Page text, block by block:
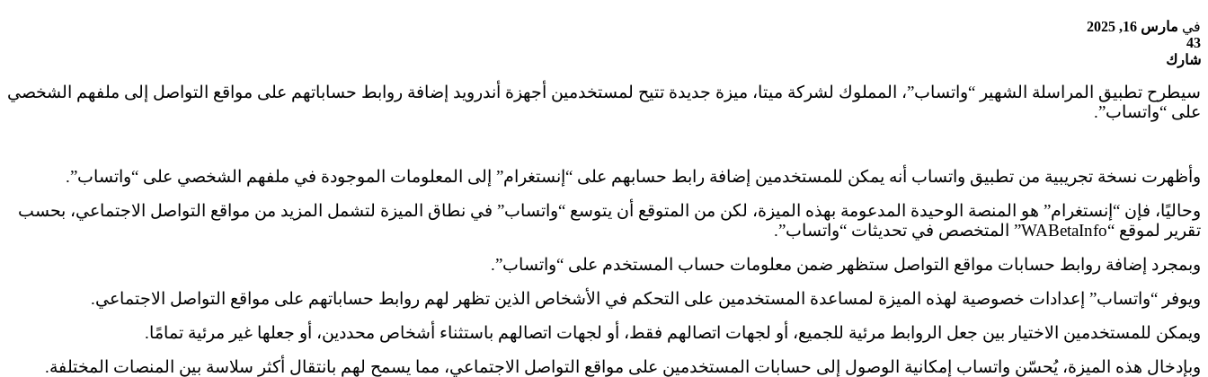
في مارس 16, 2025
43
شارك
سيطرح تطبيق المراسلة الشهير “واتساب”، المملوك لشركة ميتا، ميزة جديدة تتيح لمستخدمين أجهزة أندرويد إضافة روابط حساباتهم على مواقع التواصل إلى ملفهم الشخصي
على “واتساب”.
وأظهرت نسخة تجريبية من تطبيق واتساب أنه يمكن للمستخدمين إضافة رابط حسابهم على “إنستغرام” إلى المعلومات الموجودة في ملفهم الشخصي على “واتساب”.
وحاليًا، فإن “إنستغرام” هو المنصة الوحيدة المدعومة بهذه الميزة، لكن من المتوقع أن يتوسع “واتساب” في نطاق الميزة لتشمل المزيد من مواقع التواصل الاجتماعي، بحسب
تقرير لموقع “WABetaInfo” المتخصص في تحديثات “واتساب”.
وبمجرد إضافة روابط حسابات مواقع التواصل ستظهر ضمن معلومات حساب المستخدم على “واتساب”.
ويوفر “واتساب” إعدادات خصوصية لهذه الميزة لمساعدة المستخدمين على التحكم في الأشخاص الذين تظهر لهم روابط حساباتهم على مواقع التواصل الاجتماعي.
ويمكن للمستخدمين الاختيار بين جعل الروابط مرئية للجميع، أو لجهات اتصالهم فقط، أو لجهات اتصالهم باستثناء أشخاص محددين، أو جعلها غير مرئية تمامًا.
وبإدخال هذه الميزة، يُحسّن واتساب إمكانية الوصول إلى حسابات المستخدمين على مواقع التواصل الاجتماعي، مما يسمح لهم بانتقال أكثر سلاسة بين المنصات المختلفة.